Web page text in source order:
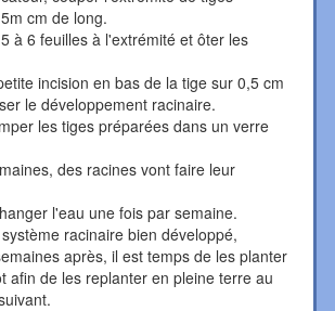
cm de long.
à 6 feuilles à l'extrémité et ôter les
incision en bas de la tige sur 0,5 cm
le développement racinaire.
les tiges préparées dans un verre
des racines vont faire leur
l'eau une fois par semaine.
racinaire bien développé,
après, il est temps de les planter
afin de les replanter en pleine terre au